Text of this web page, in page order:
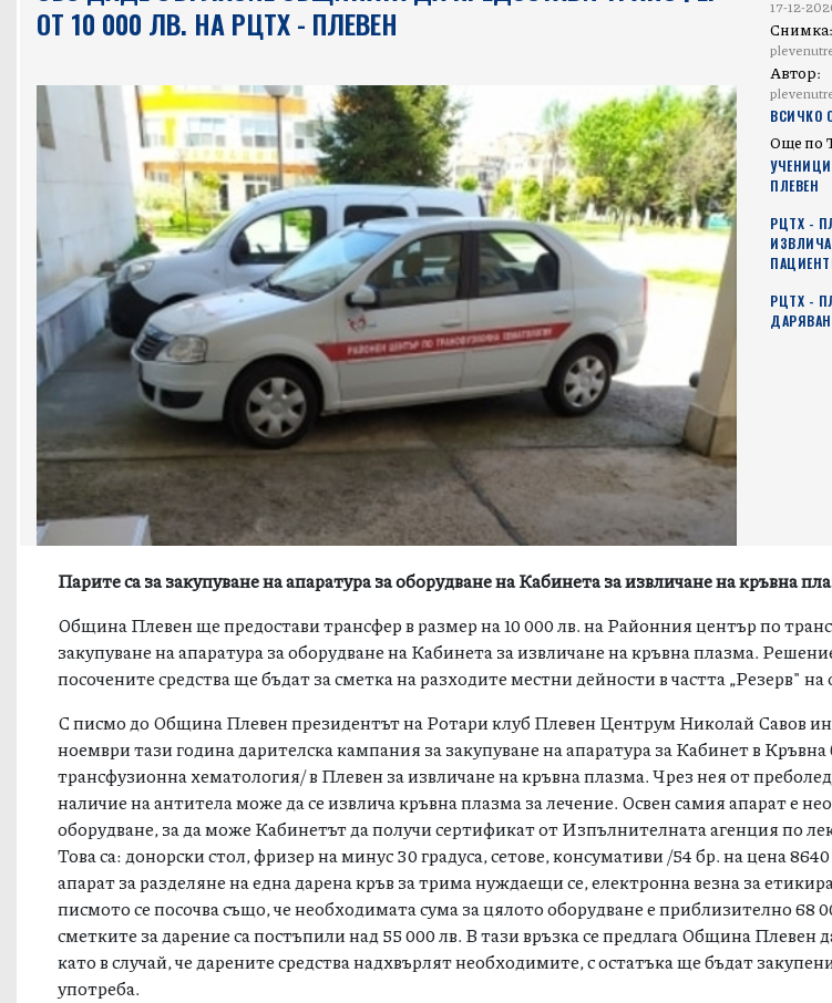
ОТ 10 000 ЛВ. НА РЦТХ - ПЛЕВЕН
17-12-
Снимка:
Автор:
ВСИЧКО
Още по
ПЛЕВЕН
РЦТХ -
РЦТХ -
Парите са за закупуване на апаратура за оборудване на Кабинета за извличане на кръвна
Община Плевен ще предостави трансфер в размер на 10 000 лв. на Районния център по
закупуване на апаратура за оборудване на Кабинета за извличане на кръвна плазма.
посочените средства ще бъдат за сметка на разходите местни дейности в частта „Резерв"
С писмо до Община Плевен президентът на Ротари клуб Плевен Центрум Николай Савов
ноември тази година дарителска кампания за закупуване на апаратура за Кабинет в
трансфузионна хематология/ в Плевен за извличане на кръвна плазма. Чрез нея от
наличие на антитела може да се извлича кръвна плазма за лечение. Освен самия апарат е
оборудване, за да може Кабинетът да получи сертификат от Изпълнителната агенция по
Това са: донорски стол, фризер на минус 30 градуса, сетове, консумативи /54 бр. на цена
апарат за разделяне на една дарена кръв за трима нуждаещи се, електронна везна за
писмото се посочва също, че необходимата сума за цялото оборудване е приблизително 68
сметките за дарение са постъпили над 55 000 лв. В тази връзка се предлага Община Плевен
като в случай, че дарените средства надхвърлят необходимите, с остатъка ще бъдат
употреба.